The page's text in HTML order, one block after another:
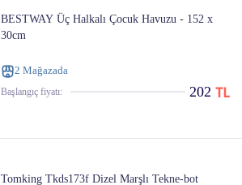
BESTWAY Üç Halkalı Çocuk Havuzu - 152 x
30cm
2 Mağazada
Başlangıç ​​fiyatı: 202
Tomking Tkds173f Dizel Marşlı Tekne-bot